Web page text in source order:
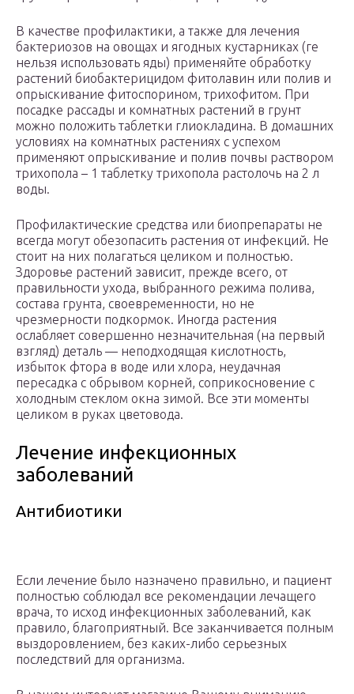
В качестве профилактики, а также для лечения
бактериозов на овощах и ягодных кустарниках (ге
нельзя использовать яды) применяйте обработку
растений биобактерицидом фитолавин или полив и
опрыскивание фитоспорином, трихофитом. При
посадке рассады и комнатных растений в грунт
можно положить таблетки глиокладина. В домашних
условиях на комнатных растениях с успехом
применяют опрыскивание и полив почвы раствором
трихопола – 1 таблетку трихопола растолочь на 2 л
воды.
Профилактические средства или биопрепараты не
всегда могут обезопасить растения от инфекций. Не
стоит на них полагаться целиком и полностью.
Здоровье растений зависит, прежде всего, от
правильности ухода, выбранного режима полива,
состава грунта, своевременности, но не
чрезмерности подкормок. Иногда растения
ослабляет совершенно незначительная (на первый
взгляд) деталь — неподходящая кислотность,
избыток фтора в воде или хлора, неудачная
пересадка с обрывом корней, соприкосновение с
холодным стеклом окна зимой. Все эти моменты
целиком в руках цветовода.
Лечение инфекционных
заболеваний
Антибиотики
Если лечение было назначено правильно, и пациент
полностью соблюдал все рекомендации лечащего
врача, то исход инфекционных заболеваний, как
правило, благоприятный. Все заканчивается полным
выздоровлением, без каких-либо серьезных
последствий для организма.